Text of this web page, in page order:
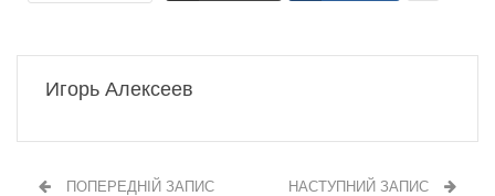
Игорь Алексеев
ПОПЕРЕДНІЙ ЗАПИС НАСТУПНИЙ ЗАПИС